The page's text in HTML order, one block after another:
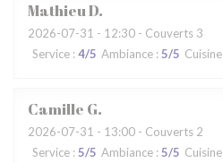
MathieuD
2026-07-31 - 12:30 - Couverts 3
Service : 4/5 Ambiance : 5/5 Cuisine
Camille G
2026-07-31 - 13:00 - Couverts 2
Service : 5/5 Ambiance : 5/5 Cuisine